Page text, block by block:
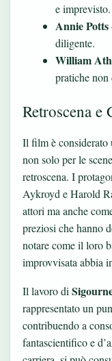
e imprevisto.
Annie Potts
diligente.
William
pratiche
Retroscena e
Il film è considerato
non solo per le
retroscena. I
Aykroyd e Harold
attori ma anche
preziosi che hanno
notare come il loro
improvvisata abbia
Il lavoro di
rappresentato un
contribuendo a
fantascientifico e